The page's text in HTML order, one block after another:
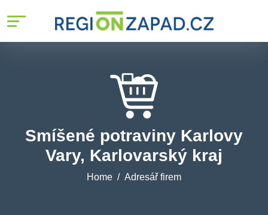
Smíšené potraviny Karlovy
Vary, Karlovarský kraj
Home Adresář firem